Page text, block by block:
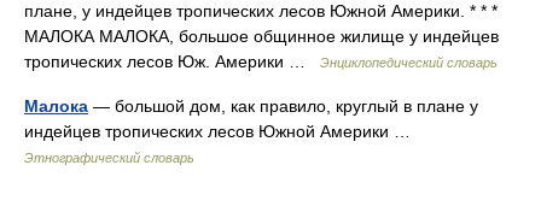
плане, у индейцев тропических лесов Южной Америки. * * *
МАЛОКА МАЛОКА, большое общинное жилище у индейцев
тропических лесов Юж. Америки …
Энциклопедический словарь
Малока — большой дом, как правило, круглый в плане у
индейцев тропических лесов Южной Америки …
Этнографический словарь